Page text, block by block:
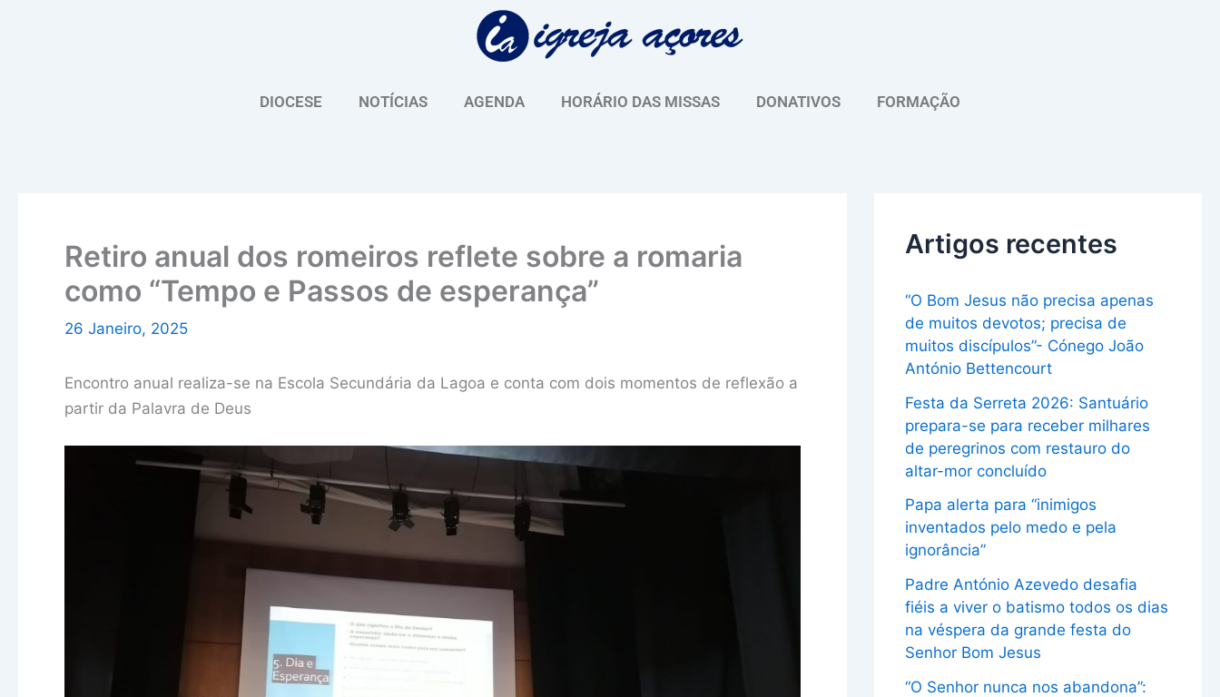
DIOCESE NOTÍCIAS AGENDA HORÁRIO DAS MISSAS DONATIVOS FORMAÇÃO
Retiro anual dos romeiros reflete sobre a romaria
como “Tempo e Passos de esperança”
26 Janeiro, 2025
Encontro anual realiza-se na Escola Secundária da Lagoa e conta com dois momentos de reflexão a
partir da Palavra de Deus
Artigos recentes
“O Bom Jesus não precisa apenas
de muitos devotos; precisa de
muitos discípulos”- Cónego João
António Bettencourt
Festa da Serreta 2026: Santuário
prepara-se para receber milhares
de peregrinos com restauro do
altar-mor concluído
Papa alerta para “inimigos
inventados pelo medo e pela
ignorância”
Padre António Azevedo desafia
fiéis a viver o batismo todos os dias
na véspera da grande festa do
Senhor Bom Jesus
“O Senhor nunca nos abandona”:
u